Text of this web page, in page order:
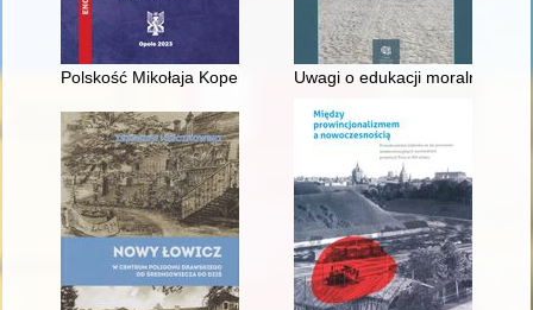
Polskość Mikołaja Kopernika z rodu ŚlązakaUwagi o edukacji moralnej